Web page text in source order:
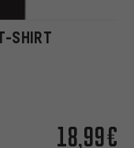
SHIRT
18,99€